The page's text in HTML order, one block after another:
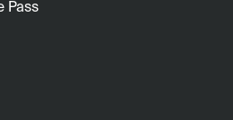
Pass